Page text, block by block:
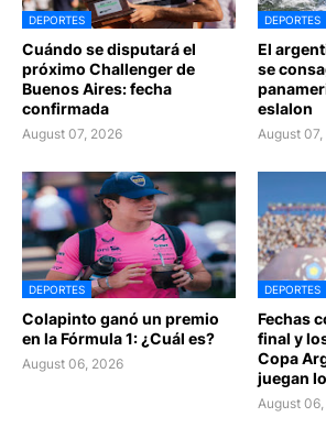
DEPORTES
Cuándo se disputará el
próximo Challenger de
Buenos Aires: fecha
confirmada
August 07, 2026
DEPORTES
El
se
eslalon
August
DEPORTES
Colapinto ganó un premio
en la Fórmula 1: ¿Cuál es?
August 06, 2026
DEPORTES
Fechas
final y
Copa
juegan
August